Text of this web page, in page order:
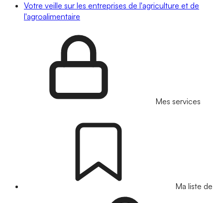
Votre veille sur les entreprises de l'agriculture et de
l'agroalimentaire
Mes services
Ma liste de